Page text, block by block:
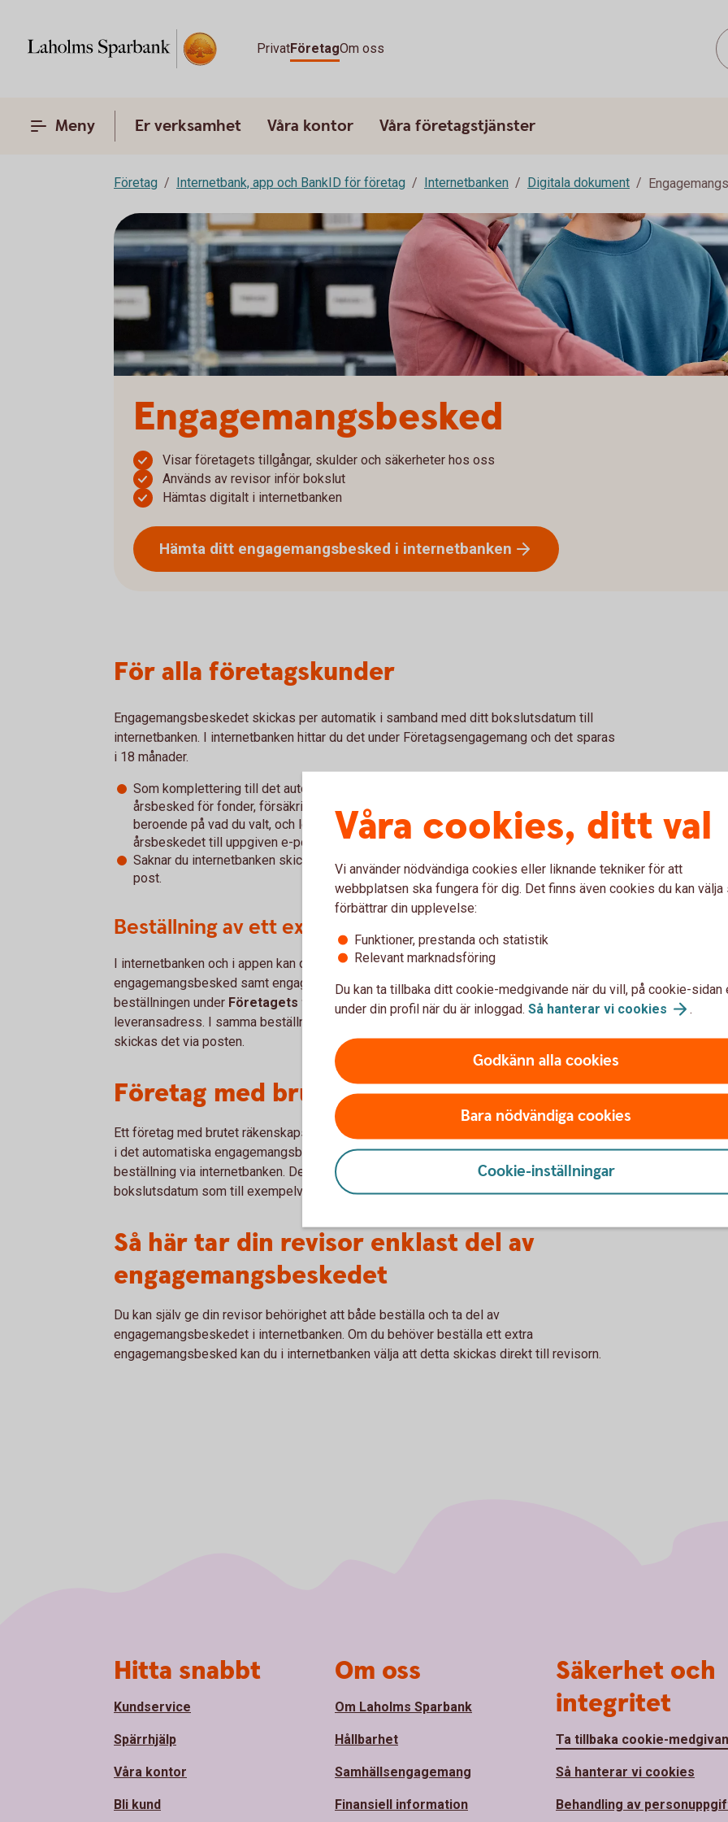
PrivatFöretagOm oss
Meny Er verksamhet Våra kontor Våra företagstjänster
Företag Internetbank, app och BankID för företag Internetbanken Digitala dokument
Engagemangsbesked
Visar företagets tillgångar, skulder och säkerheter hos oss
Används av revisor inför bokslut
Hämtas digitalt i internetbanken
Hämta ditt engagemangsbesked i internetbanken
För alla företagskunder
Engagemangsbeskedet skickas per automatik i samband med ditt bokslutsdatum till
internetbanken. I internetbanken hittar du det under Företagsengagemang och det sparas
i 18 månader.
Som komplettering till det automatisk utskickade engagemangsbeskedet skickas
årsbesked för fonder, försäkringar och värdepapper till internetbanken eller via brev,
beroende på vad du valt, och levereras senast under februari. Autoplan skickar
årsbeskedet till uppgiven e-postadress under januari.
Saknar du internetbanken skickas engagemangsbeskedet och övriga årsbesked per
post.
Beställning av ett extra engagemangsbesked
I internetbanken och i appen kan du beställa en kopia på ett gammalt
engagemangsbesked samt engagemangsbesked på avvikande bokslutsdatum. Du gör
beställningen under Företagets tjänster > Beställ nya tjänster. Välj per datum och
leveransadress. I samma beställning kan du lägga upp fler mottagare. När det är klart
skickas det via posten.
Företag med brutet räkenskapsår
Ett företag med brutet räkenskapsår och som har produkter som ännu inte är inkluderade
i det automatiska engagemangsbeskedet måste alltid göra en kompletterande
beställning via internetbanken. Detta måste göras för att få all information per
bokslutsdatum som till exempelvis fonder, försäkringar, autoplan och värdepapper.
Så här tar din revisor enklast del av
engagemangsbeskedet
Du kan själv ge din revisor behörighet att både beställa och ta del av
engagemangsbeskedet i internetbanken. Om du behöver beställa ett extra
engagemangsbesked kan du i internetbanken välja att detta skickas direkt till revisorn.
Våra cookies, ditt val
Vi använder nödvändiga cookies eller liknande tekniker för att
webbplatsen ska fungera för dig. Det finns även cookies du kan välja
förbättrar din upplevelse:
Funktioner, prestanda och statistik
Relevant marknadsföring
Du kan ta tillbaka ditt cookie-medgivande när du vill, på cookie-sidan
under din profil när du är inloggad. Så hanterar vi cookies .
Godkänn alla cookies
Bara nödvändiga cookies
Cookie-inställningar
Hitta snabbt
Kundservice
Spärrhjälp
Våra kontor
Bli kund
Om oss
Om Laholms Sparbank
Hållbarhet
Samhällsengagemang
Finansiell information
Säkerhet och
integritet
Ta tillbaka cookie-
Så hanterar vi cookies
Behandling av